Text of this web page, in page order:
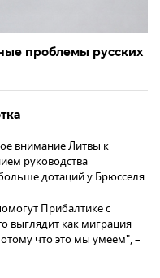
проблемы русских
внимание Литвы к
руководства
дотаций у Брюсселя.
Прибалтике с
выглядит как миграция
что это мы умеем", –